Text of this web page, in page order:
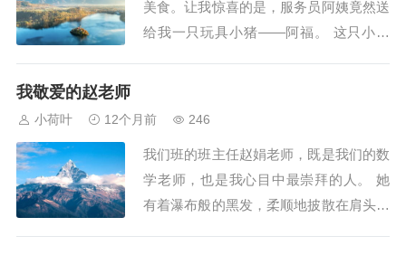
道来动人...
美食。让我惊喜的是，服务员阿姨竟然送
给我一只玩具小猪——阿福。 这只小猪
精致的小肚兜，上面绣满了金色的花纹，
仿佛在预祝...
我敬爱的赵老师
小荷叶 12个月前 246
我们班的班主任赵娟老师，既是我们的数
学老师，也是我心目中最崇拜的人。 她
有着瀑布般的黑发，柔顺地披散在肩头，